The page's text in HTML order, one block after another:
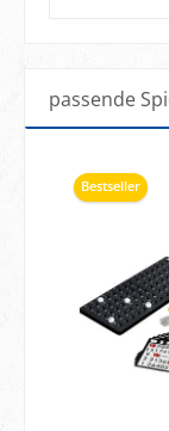
passende
Bestseller